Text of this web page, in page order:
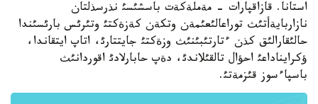
استانا. قازاقپارات - مةملةكةت باسشئسئ نذرسذلتان
نازاربايةأتئث توراعالئعئمةن وتكةن كةزةكتئ وتئرئس بارئسئندا
حالئقارالئق كذن ءتارتئبئنئث وزةكتئ جايتتارئ، اتاپ ايتقاندا،
ؤكرايناداعئ احؤال تالقئلاندئ، دةپ حابارلادئ اقوردانئث
باسپاءسوز قئزمةتئ.